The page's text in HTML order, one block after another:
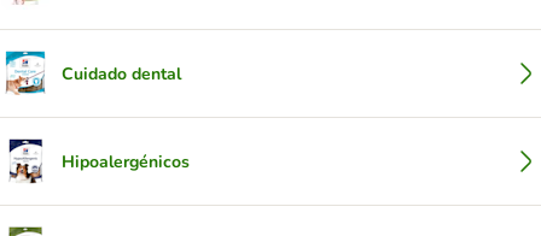
Cuidado dental
Hipoalergénicos